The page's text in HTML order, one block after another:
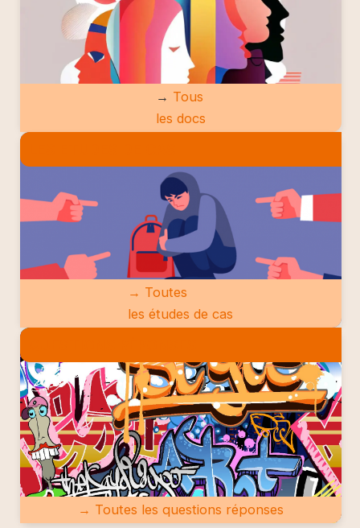
→ Tous
les docs
→ Toutes
les études de cas
→ Toutes les questions réponses